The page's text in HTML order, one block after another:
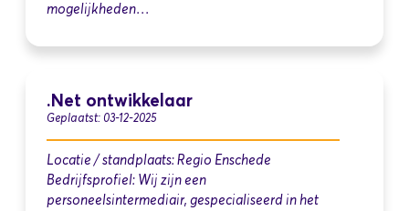
mogelijkheden…
.Net ontwikkelaar
Geplaatst: 03-12-2025
Locatie / standplaats: Regio Enschede
Bedrijfsprofiel: Wij zijn een
personeelsintermediair, gespecialiseerd in het